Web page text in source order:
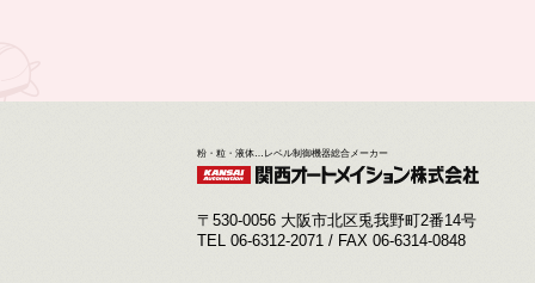
粉・粒・液体…レベル制御機器総合メーカー
〒530-0056 大阪市北区兎我野町2番14号
TEL 06-6312-2071 / FAX 06-6314-0848